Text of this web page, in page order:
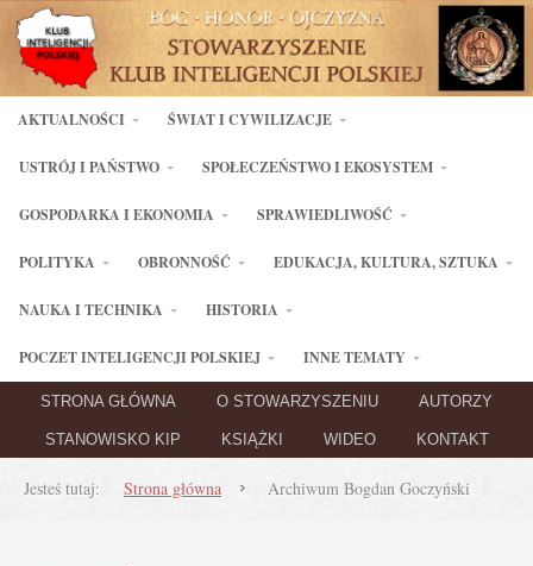
AKTUALNOŚCI ŚWIAT I CYWILIZACJE
USTRÓJ I PAŃSTWO SPOŁECZEŃSTWO I EKOSYSTEM
GOSPODARKA I EKONOMIA SPRAWIEDLIWOŚĆ
POLITYKA OBRONNOŚĆ EDUKACJA, KULTURA, SZTUKA
NAUKA I TECHNIKA HISTORIA
POCZET INTELIGENCJI POLSKIEJ INNE TEMATY
STRONA GŁÓWNA O STOWARZYSZENIU AUTORZY
STANOWISKO KIP KSIĄŻKI WIDEO KONTAKT
Jesteś tutaj: Strona główna Archiwum Bogdan Goczyński